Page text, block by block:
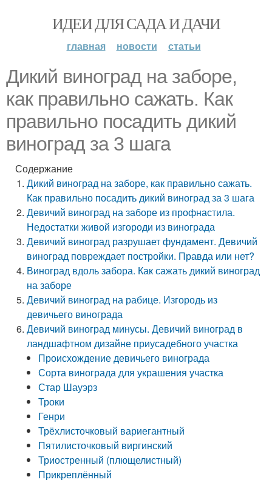
ИДЕИ ДЛЯ САДА И ДАЧИ
главная новости статьи
Дикий виноград на заборе,
как правильно сажать. Как
правильно посадить дикий
виноград за 3 шага
Содержание
Дикий виноград на заборе, как правильно сажать.
Как правильно посадить дикий виноград за 3 шага
Девичий виноград на заборе из профнастила.
Недостатки живой изгороди из винограда
Девичий виноград разрушает фундамент. Девичий
виноград повреждает постройки. Правда или нет?
Виноград вдоль забора. Как сажать дикий виноград
на заборе
Девичий виноград на рабице. Изгородь из
девичьего винограда
Девичий виноград минусы. Девичий виноград в
ландшафтном дизайне приусадебного участка
Происхождение девичьего винограда
Сорта винограда для украшения участка
Стар Шауэрз
Троки
Генри
Трёхлисточковый вариегантный
Пятилисточковый виргинский
Триостренный (плющелистный)
Прикреплённый